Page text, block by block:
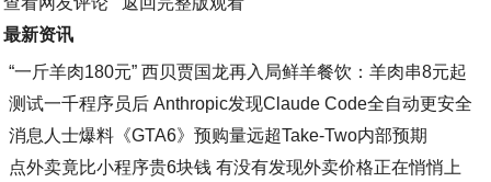
最新资讯
“一斤羊肉180元” 西贝贾国龙再入局鲜羊餐饮：羊肉串8元起
测试一千程序员后 Anthropic发现Claude Code全自动更安全
消息人士爆料《GTA6》预购量远超Take-Two内部预期
点外卖竟比小程序贵6块钱 有没有发现外卖价格正在悄悄上